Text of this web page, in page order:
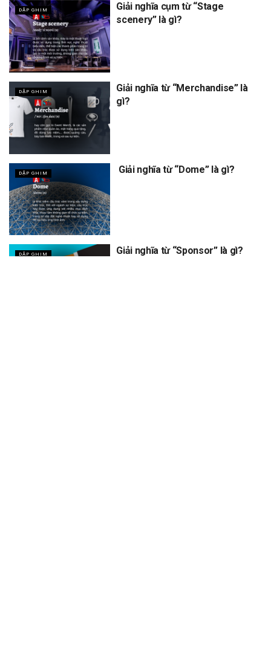
DẬP GHIM
Giải nghĩa cụm từ “Stage
scenery” là gì?
DẬP GHIM
Giải nghĩa từ “Merchandise” là
gì?
DẬP GHIM Giải nghĩa từ “Dome” là gì?
DẬP GHIM Giải nghĩa từ “Sponsor” là gì?